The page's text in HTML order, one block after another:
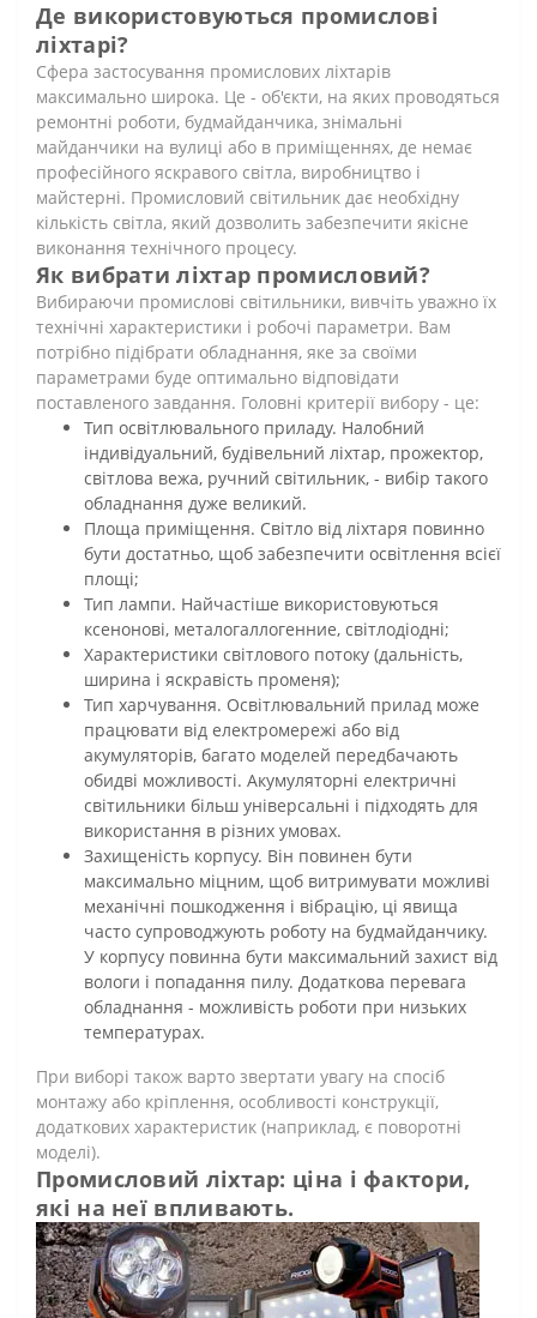
Де використовуються промислові
ліхтарі?
Сфера застосування промислових ліхтарів
максимально широка. Це - об'єкти, на яких проводяться
ремонтні роботи, будмайданчика, знімальні
майданчики на вулиці або в приміщеннях, де немає
професійного яскравого світла, виробництво і
майстерні. Промисловий світильник дає необхідну
кількість світла, який дозволить забезпечити якісне
виконання технічного процесу.
Як вибрати ліхтар промисловий?
Вибираючи промислові світильники, вивчіть уважно їх
технічні характеристики і робочі параметри. Вам
потрібно підібрати обладнання, яке за своїми
параметрами буде оптимально відповідати
поставленого завдання. Головні критерії вибору - це:
Тип освітлювального приладу. Налобний
індивідуальний, будівельний ліхтар, прожектор,
світлова вежа, ручний світильник, - вибір такого
обладнання дуже великий.
Площа приміщення. Світло від ліхтаря повинно
бути достатньо, щоб забезпечити освітлення всієї
площі;
Тип лампи. Найчастіше використовуються
ксенонові, металогаллогенние, світлодіодні;
Характеристики світлового потоку (дальність,
ширина і яскравість променя);
Тип харчування. Освітлювальний прилад може
працювати від електромережі або від
акумуляторів, багато моделей передбачають
обидві можливості. Акумуляторні електричні
світильники більш універсальні і підходять для
використання в різних умовах.
Захищеність корпусу. Він повинен бути
максимально міцним, щоб витримувати можливі
механічні пошкодження і вібрацію, ці явища
часто супроводжують роботу на будмайданчику.
У корпусу повинна бути максимальний захист від
вологи і попадання пилу. Додаткова перевага
обладнання - можливість роботи при низьких
температурах.
При виборі також варто звертати увагу на спосіб
монтажу або кріплення, особливості конструкції,
додаткових характеристик (наприклад, є поворотні
моделі).
Промисловий ліхтар: ціна і фактори,
які на неї впливають.